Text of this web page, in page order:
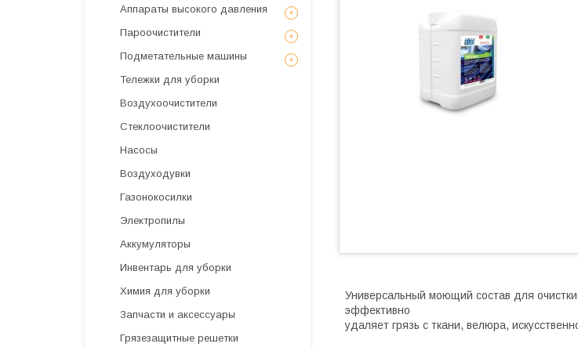
Универсальный моющий состав для
эффективно
удаляет грязь с ткани, велюра,
Аппараты высокого давления
Пароочистители
Подметательные машины
Тележки для уборки
Воздухоочистители
Стеклоочистители
Насосы
Воздуходувки
Газонокосилки
Электропилы
Аккумуляторы
Инвентарь для уборки
Химия для уборки
Запчасти и аксессуары
Грязезащитные решетки